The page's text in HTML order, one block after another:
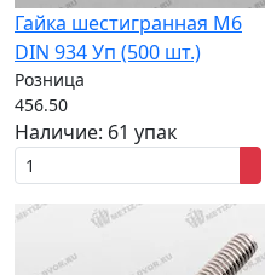
Гайка шестигранная M6
DIN 934 Уп (500 шт.)
Розница
456.50
Наличие: 61 упак